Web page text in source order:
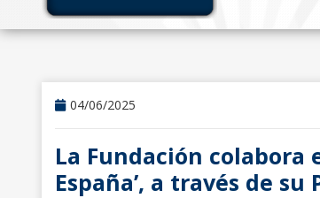
04/06/2025
La Fundación colabora
España’, a través de